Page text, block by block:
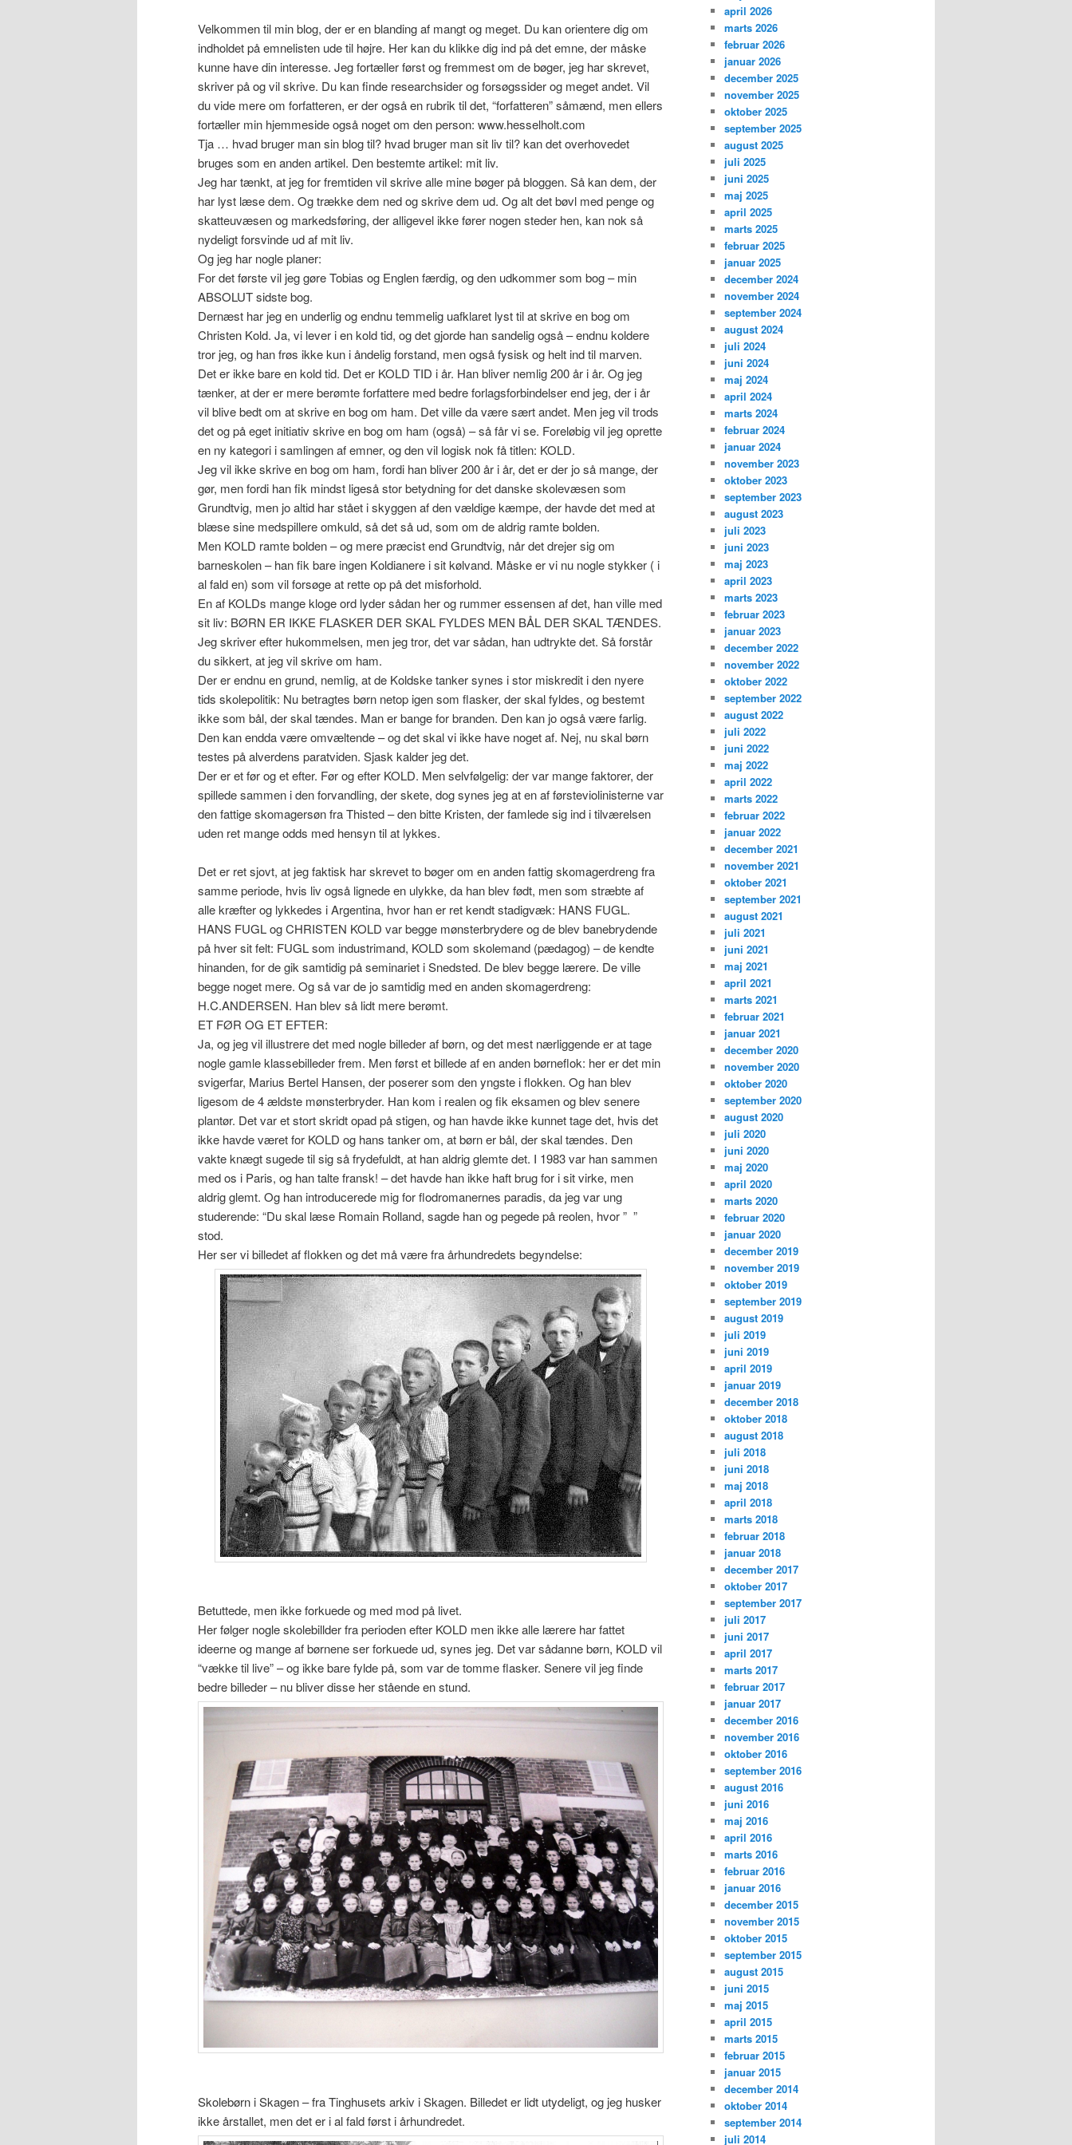
Velkommen til min blog, der er en blanding af mangt og meget. Du kan orientere dig om
indholdet på emnelisten ude til højre. Her kan du klikke dig ind på det emne, der måske
kunne have din interesse. Jeg fortæller først og fremmest om de bøger, jeg har skrevet,
skriver på og vil skrive. Du kan finde researchsider og forsøgssider og meget andet. Vil
du vide mere om forfatteren, er der også en rubrik til det, “forfatteren” såmænd, men ellers
fortæller min hjemmeside også noget om den person: www.hesselholt.com
Tja … hvad bruger man sin blog til? hvad bruger man sit liv til? kan det overhovedet
bruges som en anden artikel. Den bestemte artikel: mit liv.
Jeg har tænkt, at jeg for fremtiden vil skrive alle mine bøger på bloggen. Så kan dem, der
har lyst læse dem. Og trække dem ned og skrive dem ud. Og alt det bøvl med penge og
skatteuvæsen og markedsføring, der alligevel ikke fører nogen steder hen, kan nok så
nydeligt forsvinde ud af mit liv.
Og jeg har nogle planer:
For det første vil jeg gøre Tobias og Englen færdig, og den udkommer som bog – min
ABSOLUT sidste bog.
Dernæst har jeg en underlig og endnu temmelig uafklaret lyst til at skrive en bog om
Christen Kold. Ja, vi lever i en kold tid, og det gjorde han sandelig også – endnu koldere
tror jeg, og han frøs ikke kun i åndelig forstand, men også fysisk og helt ind til marven.
Det er ikke bare en kold tid. Det er KOLD TID i år. Han bliver nemlig 200 år i år. Og jeg
tænker, at der er mere berømte forfattere med bedre forlagsforbindelser end jeg, der i år
vil blive bedt om at skrive en bog om ham. Det ville da være sært andet. Men jeg vil trods
det og på eget initiativ skrive en bog om ham (også) – så får vi se. Foreløbig vil jeg oprette
en ny kategori i samlingen af emner, og den vil logisk nok få titlen: KOLD.
Jeg vil ikke skrive en bog om ham, fordi han bliver 200 år i år, det er der jo så mange, der
gør, men fordi han fik mindst ligeså stor betydning for det danske skolevæsen som
Grundtvig, men jo altid har stået i skyggen af den vældige kæmpe, der havde det med at
blæse sine medspillere omkuld, så det så ud, som om de aldrig ramte bolden.
Men KOLD ramte bolden – og mere præcist end Grundtvig, når det drejer sig om
barneskolen – han fik bare ingen Koldianere i sit kølvand. Måske er vi nu nogle stykker ( i
al fald en) som vil forsøge at rette op på det misforhold.
En af KOLDs mange kloge ord lyder sådan her og rummer essensen af det, han ville med
sit liv: BØRN ER IKKE FLASKER DER SKAL FYLDES MEN BÅL DER SKAL TÆNDES.
Jeg skriver efter hukommelsen, men jeg tror, det var sådan, han udtrykte det. Så forstår
du sikkert, at jeg vil skrive om ham.
Der er endnu en grund, nemlig, at de Koldske tanker synes i stor miskredit i den nyere
tids skolepolitik: Nu betragtes børn netop igen som flasker, der skal fyldes, og bestemt
ikke som bål, der skal tændes. Man er bange for branden. Den kan jo også være farlig.
Den kan endda være omvæltende – og det skal vi ikke have noget af. Nej, nu skal børn
testes på alverdens paratviden. Sjask kalder jeg det.
Der er et før og et efter. Før og efter KOLD. Men selvfølgelig: der var mange faktorer, der
spillede sammen i den forvandling, der skete, dog synes jeg at en af førsteviolinisterne var
den fattige skomagersøn fra Thisted – den bitte Kristen, der famlede sig ind i tilværelsen
uden ret mange odds med hensyn til at lykkes.
Det er ret sjovt, at jeg faktisk har skrevet to bøger om en anden fattig skomagerdreng fra
samme periode, hvis liv også lignede en ulykke, da han blev født, men som stræbte af
alle kræfter og lykkedes i Argentina, hvor han er ret kendt stadigvæk: HANS FUGL.
HANS FUGL og CHRISTEN KOLD var begge mønsterbrydere og de blev banebrydende
på hver sit felt: FUGL som industrimand, KOLD som skolemand (pædagog) – de kendte
hinanden, for de gik samtidig på seminariet i Snedsted. De blev begge lærere. De ville
begge noget mere. Og så var de jo samtidig med en anden skomagerdreng:
H.C.ANDERSEN. Han blev så lidt mere berømt.
ET FØR OG ET EFTER:
Ja, og jeg vil illustrere det med nogle billeder af børn, og det mest nærliggende er at tage
nogle gamle klassebilleder frem. Men først et billede af en anden børneflok: her er det min
svigerfar, Marius Bertel Hansen, der poserer som den yngste i flokken. Og han blev
ligesom de 4 ældste mønsterbryder. Han kom i realen og fik eksamen og blev senere
plantør. Det var et stort skridt opad på stigen, og han havde ikke kunnet tage det, hvis det
ikke havde været for KOLD og hans tanker om, at børn er bål, der skal tændes. Den
vakte knægt sugede til sig så frydefuldt, at han aldrig glemte det. I 1983 var han sammen
med os i Paris, og han talte fransk! – det havde han ikke haft brug for i sit virke, men
aldrig glemt. Og han introducerede mig for flodromanernes paradis, da jeg var ung
studerende: “Du skal læse Romain Rolland, sagde han og pegede på reolen, hvor ” ”
stod.
Her ser vi billedet af flokken og det må være fra århundredets begyndelse:
Betuttede, men ikke forkuede og med mod på livet.
Her følger nogle skolebillder fra perioden efter KOLD men ikke alle lærere har fattet
ideerne og mange af børnene ser forkuede ud, synes jeg. Det var sådanne børn, KOLD vil
“vække til live” – og ikke bare fylde på, som var de tomme flasker. Senere vil jeg finde
bedre billeder – nu bliver disse her stående en stund.
Skolebørn i Skagen – fra Tinghusets arkiv i Skagen. Billedet er lidt utydeligt, og jeg husker
ikke årstallet, men det er i al fald først i århundredet.
april 2026
marts 2026
februar 2026
januar 2026
december 2025
november 2025
oktober 2025
september 2025
august 2025
juli 2025
juni 2025
maj 2025
april 2025
marts 2025
februar 2025
januar 2025
december 2024
november 2024
september 2024
august 2024
juli 2024
juni 2024
maj 2024
april 2024
marts 2024
februar 2024
januar 2024
november 2023
oktober 2023
september 2023
august 2023
juli 2023
juni 2023
maj 2023
april 2023
marts 2023
februar 2023
januar 2023
december 2022
november 2022
oktober 2022
september 2022
august 2022
juli 2022
juni 2022
maj 2022
april 2022
marts 2022
februar 2022
januar 2022
december 2021
november 2021
oktober 2021
september 2021
august 2021
juli 2021
juni 2021
maj 2021
april 2021
marts 2021
februar 2021
januar 2021
december 2020
november 2020
oktober 2020
september 2020
august 2020
juli 2020
juni 2020
maj 2020
april 2020
marts 2020
februar 2020
januar 2020
december 2019
november 2019
oktober 2019
september 2019
august 2019
juli 2019
juni 2019
april 2019
januar 2019
december 2018
oktober 2018
august 2018
juli 2018
juni 2018
maj 2018
april 2018
marts 2018
februar 2018
januar 2018
december 2017
oktober 2017
september 2017
juli 2017
juni 2017
april 2017
marts 2017
februar 2017
januar 2017
december 2016
november 2016
oktober 2016
september 2016
august 2016
juni 2016
maj 2016
april 2016
marts 2016
februar 2016
januar 2016
december 2015
november 2015
oktober 2015
september 2015
august 2015
juni 2015
maj 2015
april 2015
marts 2015
februar 2015
januar 2015
december 2014
oktober 2014
september 2014
juli 2014